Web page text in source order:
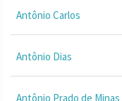
Antônio Carlos
Antônio Dias
Antônio Prado de Minas